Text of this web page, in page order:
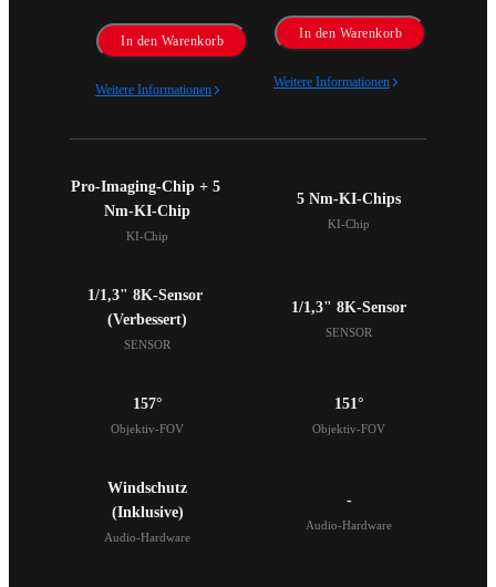
In den Warenkorb
Weitere Informationen
In den Warenkorb
Weitere Informationen
Pro-Imaging-Chip + 5
Nm-KI-Chip
KI-Chip
5 Nm-KI-Chips
KI-Chip
1/1,3" 8K-Sensor
(Verbessert)
SENSOR
1/1,3" 8K-Sensor
SENSOR
157°
Objektiv-FOV
151°
Objektiv-FOV
Windschutz
(Inklusive)
Audio-Hardware
-
Audio-Hardware